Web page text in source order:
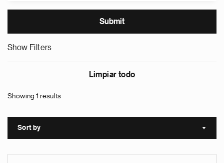
Show Filters
Limpiar todo
Showing 1 results
Sort by Sort